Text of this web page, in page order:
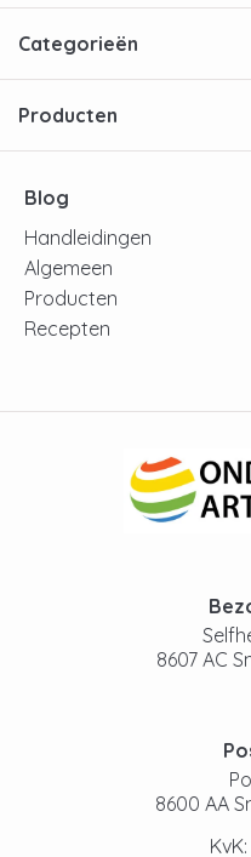
Categorieën
Producten
Blog
Handleidingen
Algemeen
Producten
Recepten
8607 AC
8600 AA